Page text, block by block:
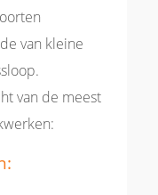
van kleine
van de meest